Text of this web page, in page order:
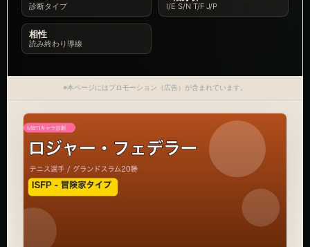
診断タイプ I/E S/N T/F J/P
相性
読み終わり導線
※本ページにはプロモーション（広告）が含まれています。